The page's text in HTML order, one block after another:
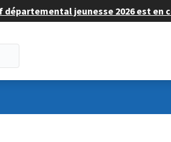
jeunesse 2026 est en